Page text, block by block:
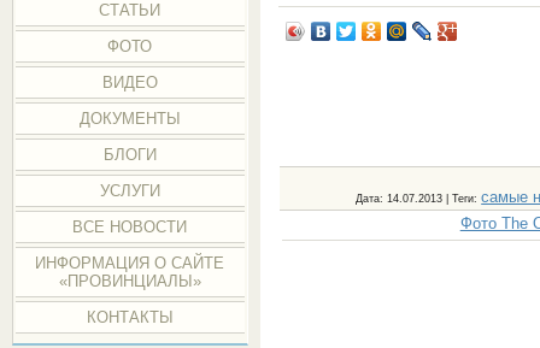
СТАТЬИ
ФОТО
ВИДЕО
ДОКУМЕНТЫ
БЛОГИ
УСЛУГИ
ВСЕ НОВОСТИ
ИНФОРМАЦИЯ О САЙТЕ
«ПРОВИНЦИАЛЫ»
КОНТАКТЫ
Дата: 14.07.2013 |Теги:самые
Фото The